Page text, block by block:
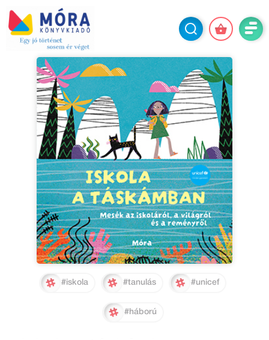
#iskola #tanulás #unicef
#háború